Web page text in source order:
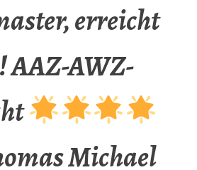
erreicht
AAZ-AWZ-
Michael